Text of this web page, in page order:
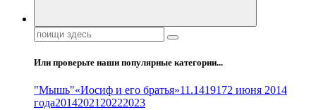
Поиск:
Или проверьте наши популярные категории...
"Мышь"«Иосиф и его братья»11.1419172 июня 2014
года2014202120222023